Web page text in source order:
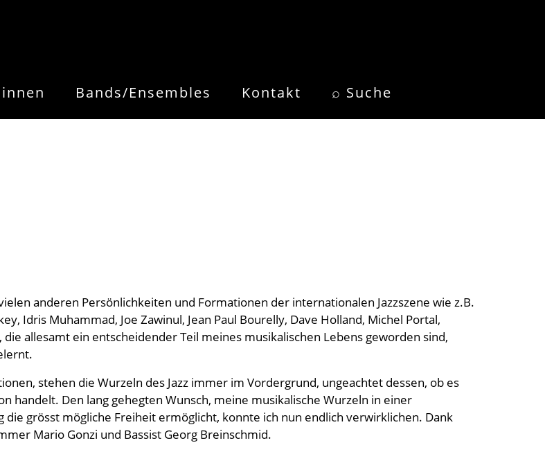
Bands/Ensembles Kontakt ⌕ Suche
anderen Persönlichkeiten und Formationen der internationalen Jazzszene wie z.B.
Idris Muhammad, Joe Zawinul, Jean Paul Bourelly, Dave Holland, Michel Portal,
die allesamt ein entscheidender Teil meines musikalischen Lebens geworden sind,
stehen die Wurzeln des Jazz immer im Vordergrund, ungeachtet dessen, ob es
handelt. Den lang gehegten Wunsch, meine musikalische Wurzeln in einer
grösst mögliche Freiheit ermöglicht, konnte ich nun endlich verwirklichen. Dank
Mario Gonzi und Bassist Georg Breinschmid.